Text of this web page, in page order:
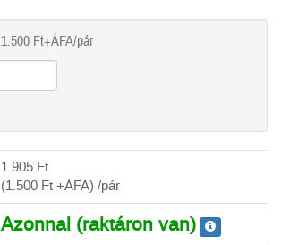
1.500 Ft+ÁFA/pár
1.905 Ft
(1.500 Ft +ÁFA) /pár
Azonnal (raktáron van)